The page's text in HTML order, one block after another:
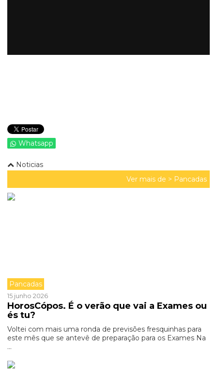
Whatsapp
Noticias
Ver mais de > Pancadas
Pancadas
15 junho 2026
HorosCópos. É o verão que vai a Exames ou
és tu?
Voltei com mais uma ronda de previsões fresquinhas para
este mês que se antevê de preparação para os Exames Na
...